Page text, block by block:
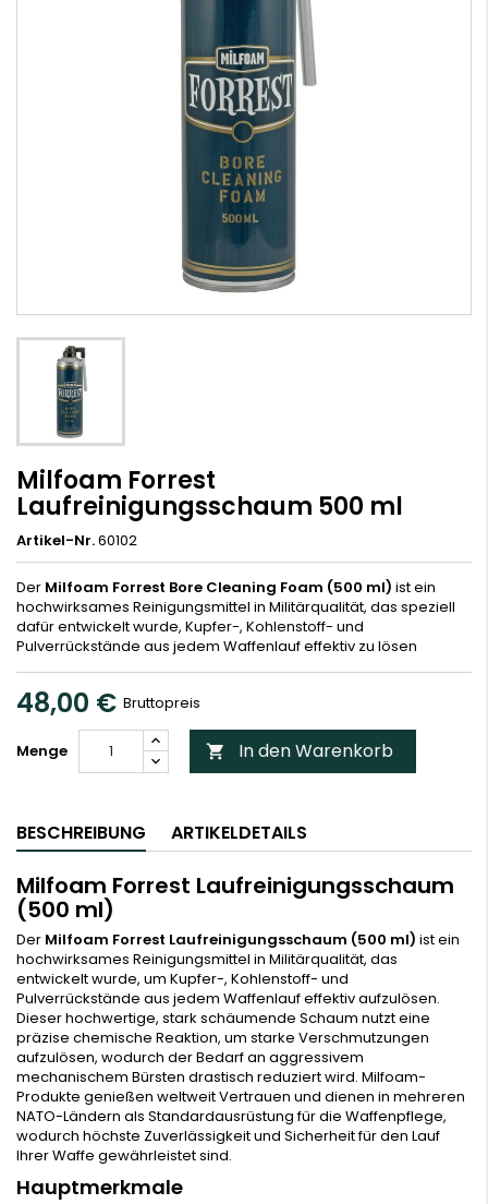
Milfoam Forrest
Laufreinigungsschaum 500 ml
Artikel-Nr.60102
Der Milfoam Forrest Bore Cleaning Foam (500 ml) ist ein
hochwirksames Reinigungsmittel in Militärqualität, das speziell
dafür entwickelt wurde, Kupfer-, Kohlenstoff- und
Pulverrückstände aus jedem Waffenlauf effektiv zu lösen
48,00 € Bruttopreis
Menge  In den Warenkorb
BESCHREIBUNG ARTIKELDETAILS
Milfoam Forrest Laufreinigungsschaum
(500 ml)
Der Milfoam Forrest Laufreinigungsschaum (500 ml) ist ein
hochwirksames Reinigungsmittel in Militärqualität, das
entwickelt wurde, um Kupfer-, Kohlenstoff- und
Pulverrückstände aus jedem Waffenlauf effektiv aufzulösen.
Dieser hochwertige, stark schäumende Schaum nutzt eine
präzise chemische Reaktion, um starke Verschmutzungen
aufzulösen, wodurch der Bedarf an aggressivem
mechanischem Bürsten drastisch reduziert wird. Milfoam-
Produkte genießen weltweit Vertrauen und dienen in mehreren
NATO-Ländern als Standardausrüstung für die Waffenpflege,
wodurch höchste Zuverlässigkeit und Sicherheit für den Lauf
Ihrer Waffe gewährleistet sind.
Hauptmerkmale